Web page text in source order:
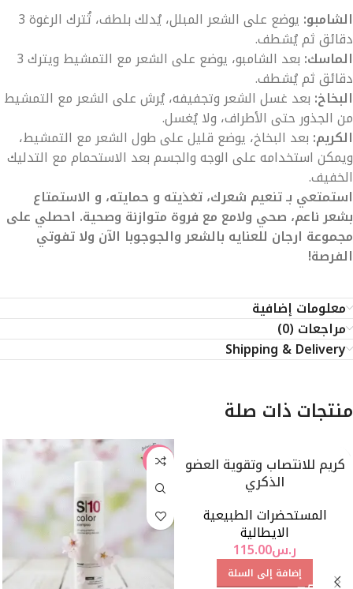
الشامبو:
يوضع على الشعر المبلل، يُدلك بلطف، تُترك الرغوة 3
دقائق ثم يُشطف.
الماسك:
بعد الشامبو، يوضع على الشعر مع التمشيط ويترك 3
دقائق ثم يُشطف.
البخاخ: بعد غسل الشعر وتجفيفه، يُرش على الشعر مع التمشيط
من الجذور حتى الأطراف، ولا يُغسل.
الكريم: بعد البخاخ، يوضع قليل على طول الشعر مع التمشيط،
ويمكن استخدامه على الوجه والجسم بعد الاستحمام مع التدليك
الخفيف.
استمتعي بـ تنعيم شعرك، تغذيته و حمايته، و الاستمتاع
بشعر ناعم، صحي ولامع مع فروة متوازنة وصحية. احصلي على
مجموعة ارجان للعنايه بالشعر والجوجوبا الآن ولا تفوتي
الفرصة!
معلومات إضافية
مراجعات (0)
Shipping & Delivery
منتجات ذات صلة
كريم للانتصاب وتقوية العضو
الذكري
المستحضرات الطبيعية
الايطالية
ر.س115.00
إضافة إلى السلة
-25%